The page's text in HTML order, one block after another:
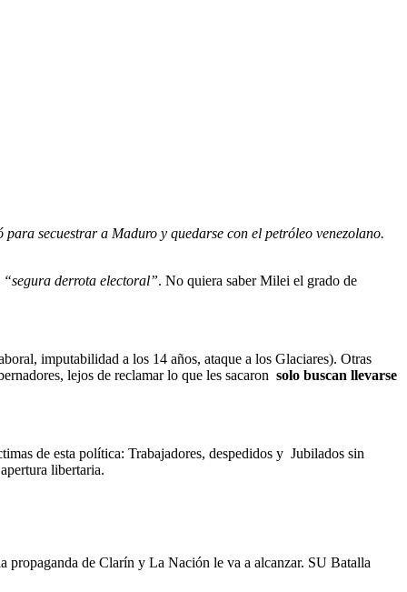
secuestrar a Maduro y quedarse con el petróleo venezolano.
“segura derrota electoral”. No quiera saber Milei el grado de
imputabilidad a los 14 años, ataque a los Glaciares). Otras
lejos de reclamar lo que les sacaron solo buscan llevarse
de esta política: Trabajadores, despedidos y Jubilados sin
libertaria.
propaganda de Clarín y La Nación le va a alcanzar. SU Batalla